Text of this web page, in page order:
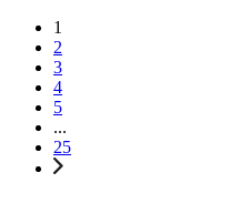
1
2
3
4
5
...
25